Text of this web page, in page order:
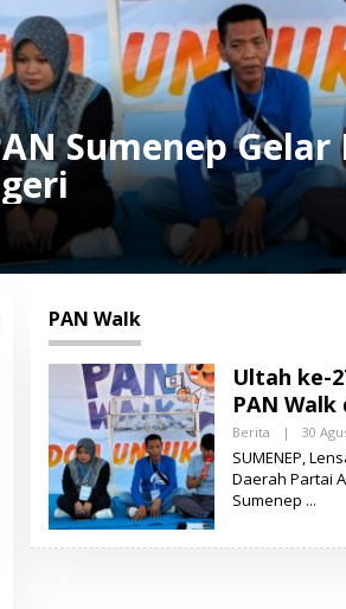
Sumenep
PAN Walk
Ultah ke-
PAN
Berita | 30
SUMENEP,
Daerah Partai
Sumenep